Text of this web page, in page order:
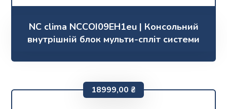
NC clima NCCOI09EH1eu | Консольний
внутрішній блок мульти-спліт системи
18999,00 ₴